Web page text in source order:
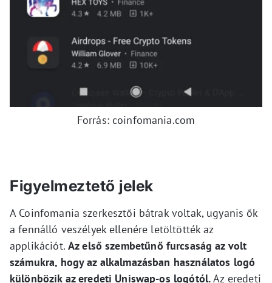
Forrás: coinfomania.com
Figyelmeztető jelek
A Coinfomania szerkesztői bátrak voltak, ugyanis ők
a fennálló veszélyek ellenére letöltötték az
applikációt. Az első szembetűnő furcsaság az volt
számukra, hogy az alkalmazásban használatos logó
különbözik az eredeti Uniswap-os logótól.Az eredeti